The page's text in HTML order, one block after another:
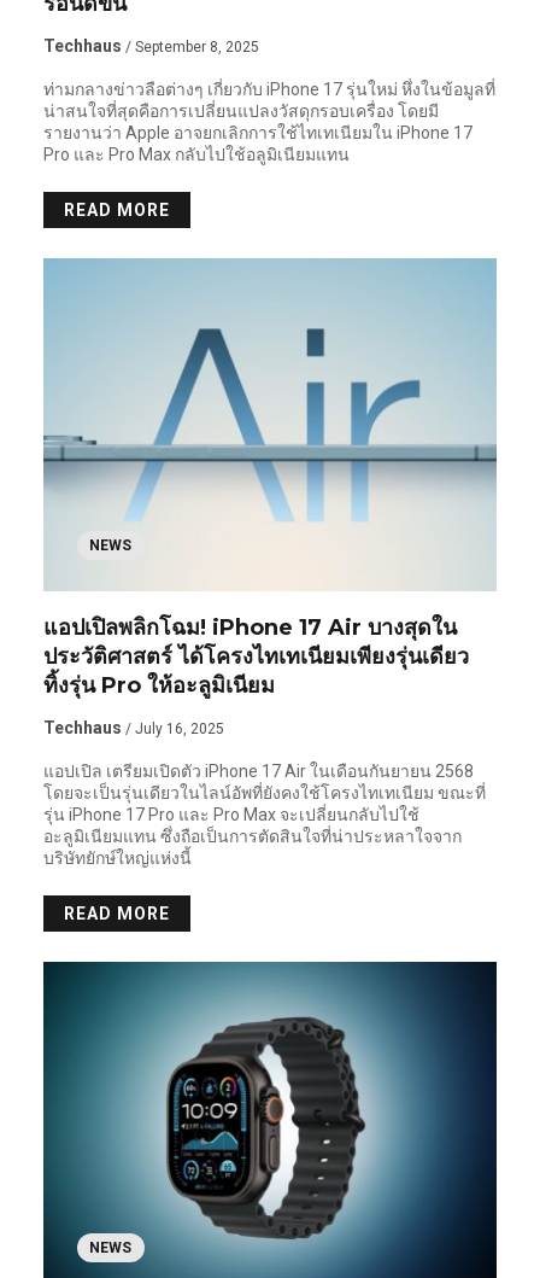
Techhaus / September 8, 2025
ท่ามกลางข่าวลือต่างๆ เกี่ยวกับ iPhone 17 รุ่นใหม่ หึ่งในข้อมูลที่
น่าสนใจที่สุดคือการเปลี่ยนแปลงวัสดุกรอบเครื่อง โดยมี
รายงานว่า Apple อาจยกเลิกการใช้ไทเทเนียมใน iPhone 17
Pro และ Pro Max กลับไปใช้อลูมิเนียมแทน
READ MORE
NEWS
แอปเปิลพลิกโฉม! iPhone 17 Air บางสุดใน
ประวัติศาสตร์ ได้โครงไทเทเนียมเพียงรุ่นเดียว
ทิ้งรุ่น Pro ให้อะลูมิเนียม
Techhaus / July 16, 2025
แอปเปิล เตรียมเปิดตัว iPhone 17 Air ในเดือนกันยายน 2568
โดยจะเป็นรุ่นเดียวในไลน์อัพที่ยังคงใช้โครงไทเทเนียม ขณะที่
รุ่น iPhone 17 Pro และ Pro Max จะเปลี่ยนกลับไปใช้
อะลูมิเนียมแทน ซึ่งถือเป็นการตัดสินใจที่น่าประหลาใจจาก
บริษัทยักษ์ใหญ่แห่งนี้
READ MORE
NEWS